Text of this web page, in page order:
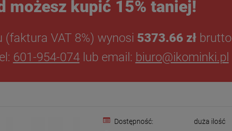
możesz kupić 15% taniej!
VAT 8%) wynosi 5373.66 zł brutto
601-954-074lub email: biuro@ikominki.pl
Dostępność:
duża ilość